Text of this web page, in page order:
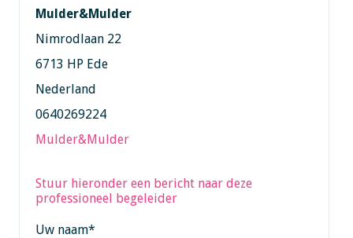
Mulder&Mulder
Nimrodlaan 22
6713 HP Ede
Nederland
0640269224
Mulder&Mulder
Stuur hieronder een bericht naar deze
professioneel begeleider
Uw naam*